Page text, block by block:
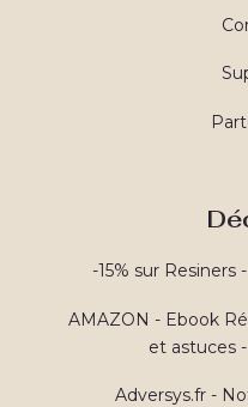
-15% sur
AMAZON - Ebook
et astuces
Adversys.fr -